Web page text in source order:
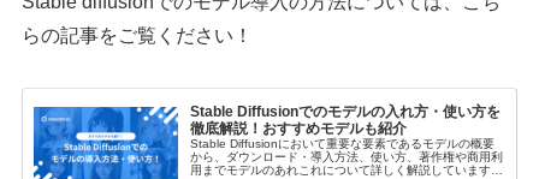
らの記事をご覧ください！
Stable Diffusionでのモデルの入れ方・使い方を
徹底解説！おすすめモデルも紹介
Stable Diffusionにおいて重要な要素であるモデルの概要
から、ダウンロード・導入方法、使い方、著作権や商用利
用までモデルのあれこれについて詳しく解説しています！